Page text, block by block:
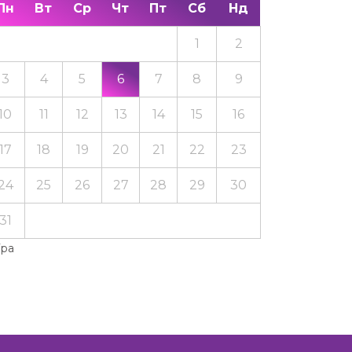
Вт Ср Чт Пт Сб Нд
1 2
3 4 5 6 7 8 9
11 12 13 14 15 16
18 19 20 21 22 23
25 26 27 28 29 30